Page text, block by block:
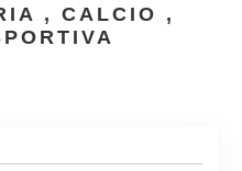
, CALCIO ,